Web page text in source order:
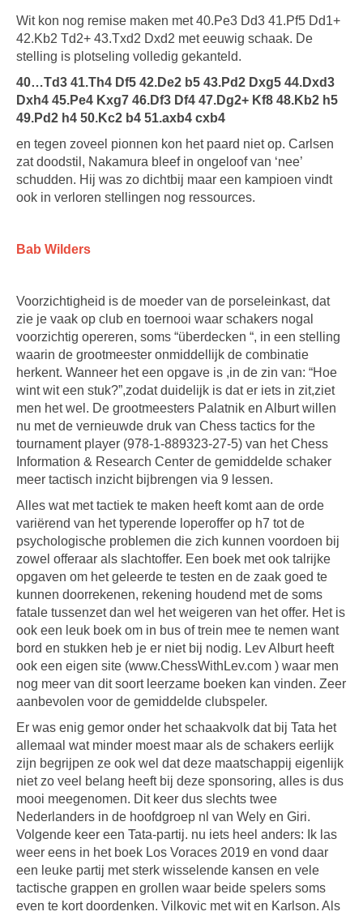
Wit kon nog remise maken met 40.Pe3 Dd3 41.Pf5 Dd1+
42.Kb2 Td2+ 43.Txd2 Dxd2 met eeuwig schaak. De
stelling is plotseling volledig gekanteld.
40…Td3 41.Th4 Df5 42.De2 b5 43.Pd2 Dxg5 44.Dxd3
Dxh4 45.Pe4 Kxg7 46.Df3 Df4 47.Dg2+ Kf8 48.Kb2 h5
49.Pd2 h4 50.Kc2 b4 51.axb4 cxb4
en tegen zoveel pionnen kon het paard niet op. Carlsen
zat doodstil, Nakamura bleef in ongeloof van ‘nee’
schudden. Hij was zo dichtbij maar een kampioen vindt
ook in verloren stellingen nog ressources.
Bab Wilders
Voorzichtigheid is de moeder van de porseleinkast, dat
zie je vaak op club en toernooi waar schakers nogal
voorzichtig opereren, soms “überdecken “, in een stelling
waarin de grootmeester onmiddellijk de combinatie
herkent. Wanneer het een opgave is ,in de zin van: “Hoe
wint wit een stuk?”,zodat duidelijk is dat er iets in zit,ziet
men het wel. De grootmeesters Palatnik en Alburt willen
nu met de vernieuwde druk van Chess tactics for the
tournament player (978-1-889323-27-5) van het Chess
Information & Research Center de gemiddelde schaker
meer tactisch inzicht bijbrengen via 9 lessen.
Alles wat met tactiek te maken heeft komt aan de orde
variërend van het typerende loperoffer op h7 tot de
psychologische problemen die zich kunnen voordoen bij
zowel offeraar als slachtoffer. Een boek met ook talrijke
opgaven om het geleerde te testen en de zaak goed te
kunnen doorrekenen, rekening houdend met de soms
fatale tussenzet dan wel het weigeren van het offer. Het is
ook een leuk boek om in bus of trein mee te nemen want
bord en stukken heb je er niet bij nodig. Lev Alburt heeft
ook een eigen site (www.ChessWithLev.com ) waar men
nog meer van dit soort leerzame boeken kan vinden. Zeer
aanbevolen voor de gemiddelde clubspeler.
Er was enig gemor onder het schaakvolk dat bij Tata het
allemaal wat minder moest maar als de schakers eerlijk
zijn begrijpen ze ook wel dat deze maatschappij eigenlijk
niet zo veel belang heeft bij deze sponsoring, alles is dus
mooi meegenomen. Dit keer dus slechts twee
Nederlanders in de hoofdgroep nl van Wely en Giri.
Volgende keer een Tata-partij. nu iets heel anders: Ik las
weer eens in het boek Los Voraces 2019 en vond daar
een leuke partij met sterk wisselende kansen en vele
tactische grappen en grollen waar beide spelers soms
even te kort doordenken. Vilkovic met wit en Karlson. Als